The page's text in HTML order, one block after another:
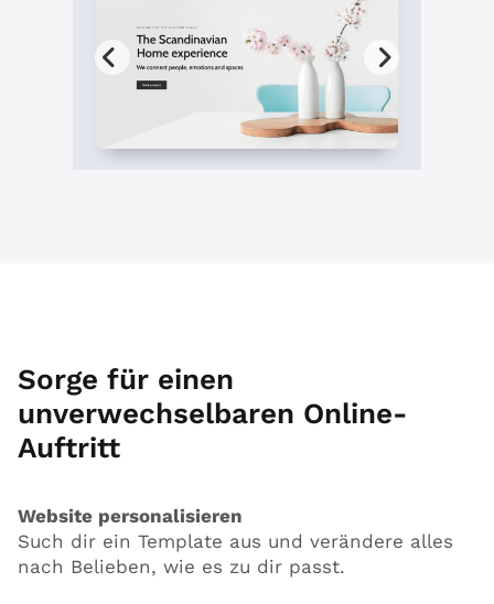
Sorge für einen
unverwechselbaren Online-
Auftritt
Website personalisieren
Such dir ein Template aus und verändere alles
nach Belieben, wie es zu dir passt.